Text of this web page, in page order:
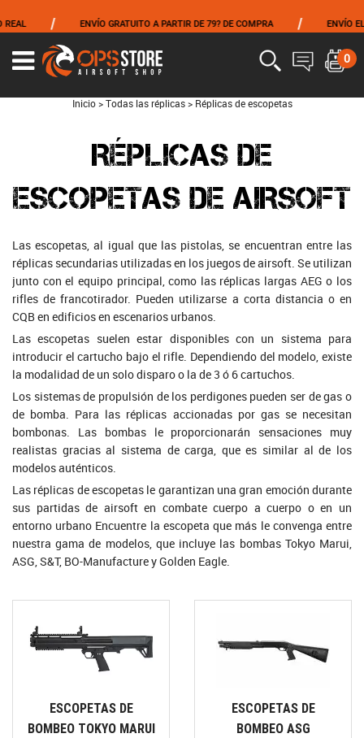
ENVÍO GRATUITO A PARTIR DE 79? DE COMPRA ENVÍO EL
0
Inicio > Todas las réplicas > Réplicas de escopetas
RÉPLICAS DE
ESCOPETAS DE AIRSOFT
Las escopetas, al igual que las pistolas, se encuentran entre las
réplicas secundarias utilizadas en los juegos de airsoft. Se utilizan
junto con el equipo principal, como las réplicas largas AEG o los
rifles de francotirador. Pueden utilizarse a corta distancia o en
CQB en edificios en escenarios urbanos.
Las escopetas suelen estar disponibles con un sistema para
introducir el cartucho bajo el rifle. Dependiendo del modelo, existe
la modalidad de un solo disparo o la de 3 ó 6 cartuchos.
Los sistemas de propulsión de los perdigones pueden ser de gas o
de bomba. Para las réplicas accionadas por gas se necesitan
bombonas. Las bombas le proporcionarán sensaciones muy
realistas gracias al sistema de carga, que es similar al de los
modelos auténticos.
Las réplicas de escopetas le garantizan una gran emoción durante
sus partidas de airsoft en combate cuerpo a cuerpo o en un
entorno urbano Encuentre la escopeta que más le convenga entre
nuestra gama de modelos, que incluye las bombas Tokyo Marui,
ASG, S&T, BO-Manufacture y Golden Eagle.
ESCOPETAS DE
BOMBEO TOKYO MARUI
ESCOPETAS DE
BOMBEO ASG